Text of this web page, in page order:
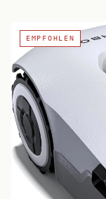
EMPFOHLEN